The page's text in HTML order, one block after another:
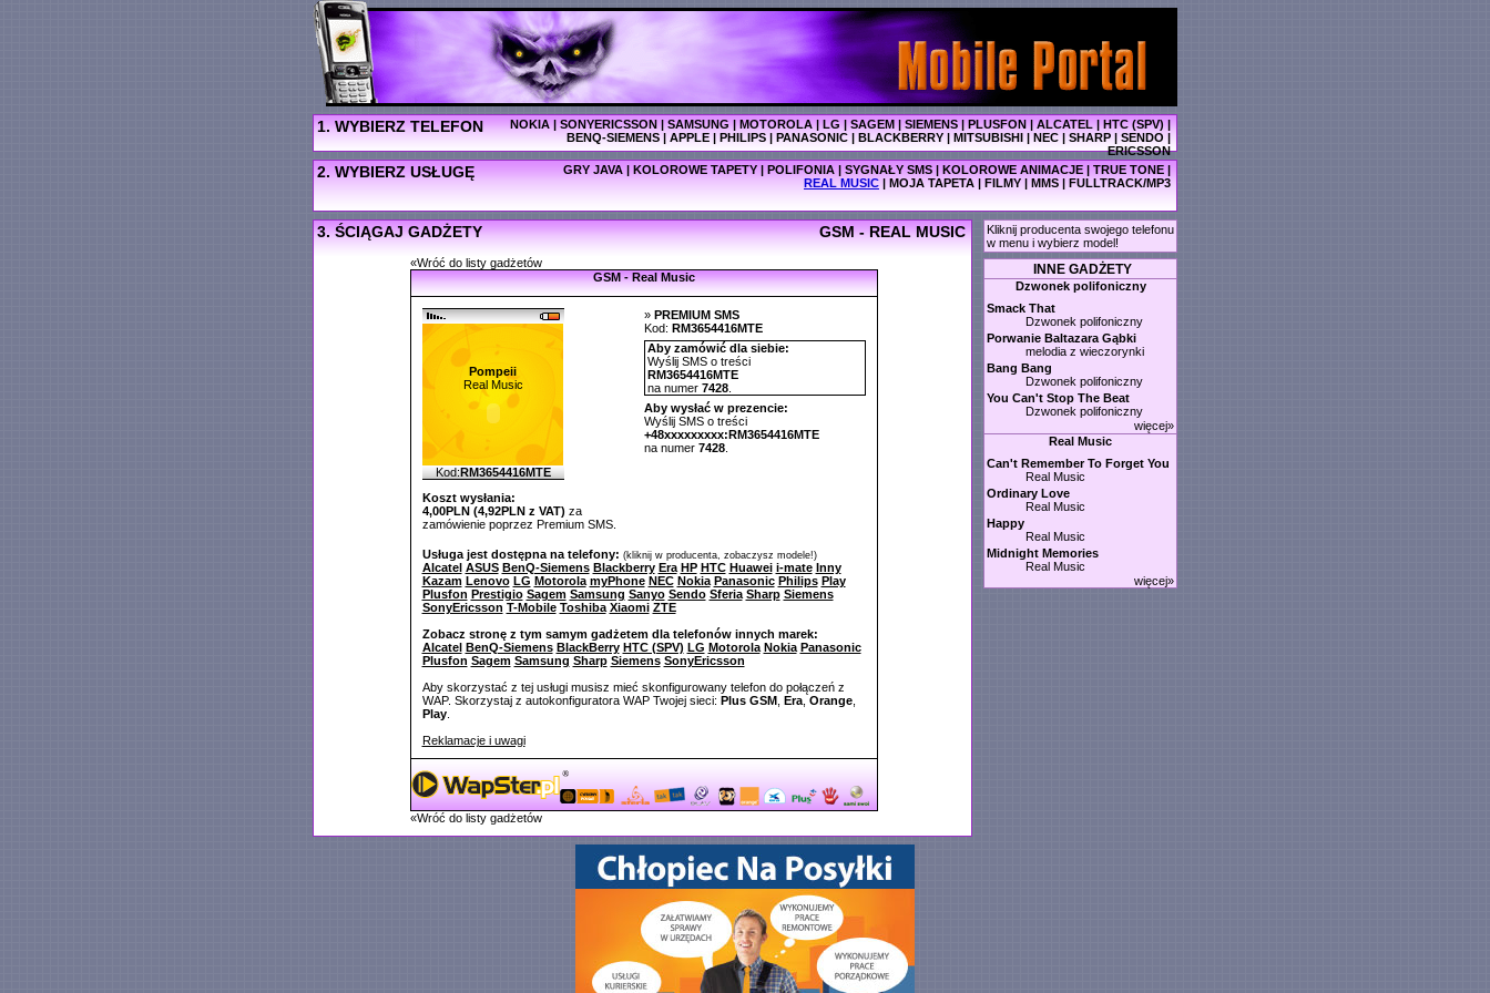
1. WYBIERZ TELEFON NOKIA|SONYERICSSON|SAMSUNG|MOTOROLA|LG|SAGEM|SIEMENS|PLUSFON|ALCATEL|HTC (SPV)|
BENQ-SIEMENS|APPLE|PHILIPS|PANASONIC|BLACKBERRY|MITSUBISHI|NEC|SHARP|SENDO|
ERICSSON
2. WYBIERZ USŁUGĘ GRY JAVA | KOLOROWE TAPETY | POLIFONIA | SYGNAŁY SMS | KOLOROWE ANIMACJE | TRUE TONE |
REAL MUSIC | MOJA TAPETA | FILMY | MMS | FULLTRACK/MP3
3. ŚCIĄGAJ GADŻETY GSM - REAL MUSIC
«Wróć do listy gadżetów
GSM - Real Music
Pompeii
Real Music
Kod:RM3654416MTE
Koszt wysłania:
4,00PLN (4,92PLN z VAT) za
zamówienie poprzez Premium SMS.
» PREMIUM SMS
Kod: RM3654416MTE
Aby zamówić dla siebie:
Wyślij SMS o treści
RM3654416MTE
na numer 7428.
Aby wysłać w prezencie:
Wyślij SMS o treści
+48xxxxxxxxx:RM3654416MTE
na numer 7428.
Usługa jest dostępna na telefony: (kliknij w producenta, zobaczysz modele!)
Alcatel ASUS BenQ-Siemens Blackberry Era HP HTC Huawei i-mate Inny
Kazam Lenovo LG Motorola myPhone NEC Nokia Panasonic Philips Play
Plusfon Prestigio Sagem Samsung Sanyo Sendo Sferia Sharp Siemens
SonyEricsson T-Mobile Toshiba Xiaomi ZTE
Zobacz stronę z tym samym gadżetem dla telefonów innych marek:
Alcatel BenQ-Siemens BlackBerry HTC (SPV) LG Motorola Nokia Panasonic
Plusfon Sagem Samsung Sharp Siemens SonyEricsson
Aby skorzystać z tej usługi musisz mieć skonfigurowany telefon do połączeń z
WAP. Skorzystaj z autokonfiguratora WAP Twojej sieci: Plus GSM, Era, Orange,
Play.
Reklamacje i uwagi
«Wróć do listy gadżetów
Kliknij producenta swojego telefonu
w menu i wybierz model!
INNE GADŻETY
Dzwonek polifoniczny
Smack That
Dzwonek polifoniczny
Porwanie Baltazara Gąbki
melodia z wieczorynki
Bang Bang
Dzwonek polifoniczny
You Can't Stop The Beat
Dzwonek polifoniczny
więcej»
Real Music
Can't Remember To Forget You
Real Music
Ordinary Love
Real Music
Happy
Real Music
Midnight Memories
Real Music
więcej»